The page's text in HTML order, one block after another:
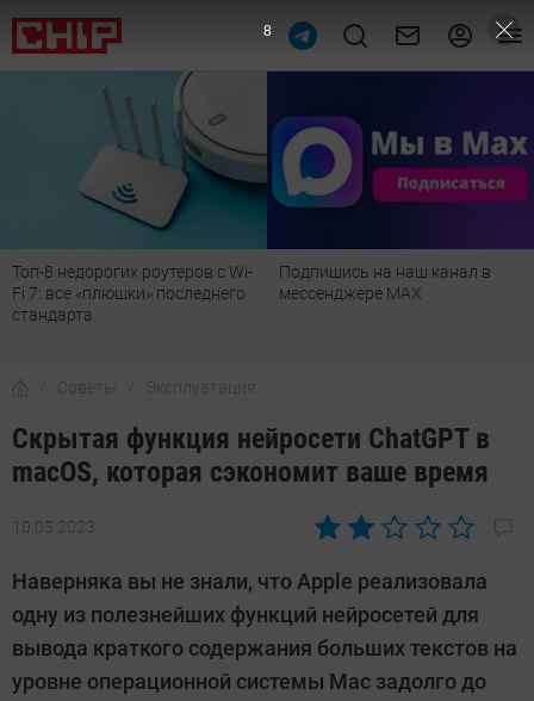
Подпишись на наш канал в
мессенджере МАХ
Рейтинг телевизоров 2026:
лучшие модели для гостиной,
Советы Эксплуатация
Скрытая функция нейросети ChatGPT в
macOS, которая сэкономит ваше время
10.05.2023
Автор:
Довлатова
Наверняка вы не знали, что Apple реализовала
одну из полезнейших функций нейросетей для
вывода краткого содержания больших текстов на
уровне операционной системы Mac задолго до
6